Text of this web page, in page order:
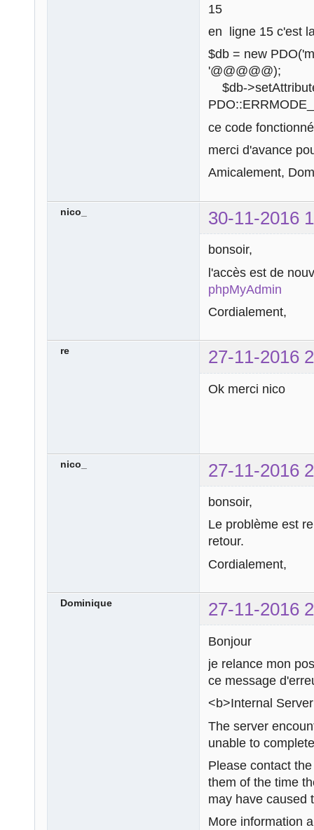
15
en ligne 15 c'est
$db = new
'@@@@@);
$db-
ce code
merci d'avance
Amicalement,
nico_ 30-11-2016
bonsoir,
l'accès est de
phpMyAdmin
Cordialement,
re 27-11-2016
Ok merci nico
nico_ 27-11-2016
bonsoir,
Le problème est
retour.
Cordialement,
Dominique 27-11-2016
Bonjour
je relance mon
ce message
<b>Internal
The server
unable to
Please contact
them of the time
may have caused
More information